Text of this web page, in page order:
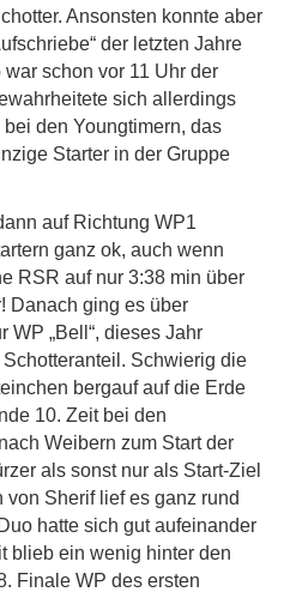
Ansonsten konnte aber
der letzten Jahre
schon vor 11 Uhr der
sich allerdings
den Youngtimern, das
Starter in der Gruppe
auf Richtung WP1
ganz ok, auch wenn
RSR auf nur 3:38 min über
Danach ging es über
WP „Bell“, dieses Jahr
Schwierig die
bergauf auf die Erde
10. Zeit bei den
Weibern zum Start der
als sonst nur als Start-Ziel
von Sherif lief es ganz rund
hatte sich gut aufeinander
blieb ein wenig hinter den
Finale WP des ersten